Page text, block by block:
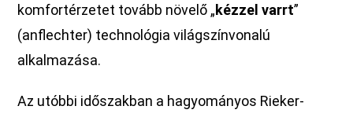
komfortérzetet tovább növelő „kézzel varrt”
(anflechter) technológia világszínvonalú
alkalmazása.
Az utóbbi időszakban a hagyományos Rieker-